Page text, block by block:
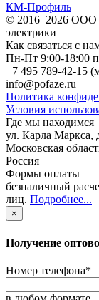
КМ-Профиль
© 2016–2026 ООО
электрики
Как связаться с
Пн-Пт 9:00-18:00
+7 495 789-42-15
info@pofaze.ru
Политика
Условия
Где мы находимся
ул. Карла Маркса,
Московская
Россия
Формы оплаты
безналичный
лиц. Подробнее...
×
Получение
Номер телефона*